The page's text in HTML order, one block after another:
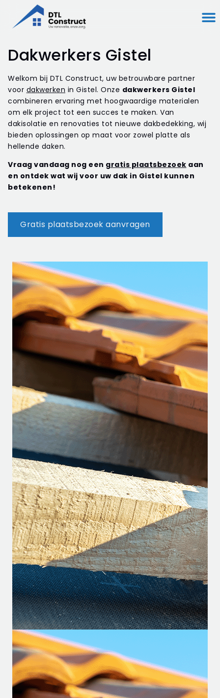
Dakwerkers Gistel
Welkom bij DTL Construct, uw betrouwbare partner
voor dakwerken in Gistel. Onze dakwerkers Gistel
combineren ervaring met hoogwaardige materialen
om elk project tot een succes te maken. Van
dakisolatie en renovaties tot nieuwe dakbedekking, wij
bieden oplossingen op maat voor zowel platte als
hellende daken.
Vraag vandaag nog een gratis plaatsbezoek aan
en ontdek wat wij voor uw dak in Gistel kunnen
betekenen!
Gratis plaatsbezoek aanvragen